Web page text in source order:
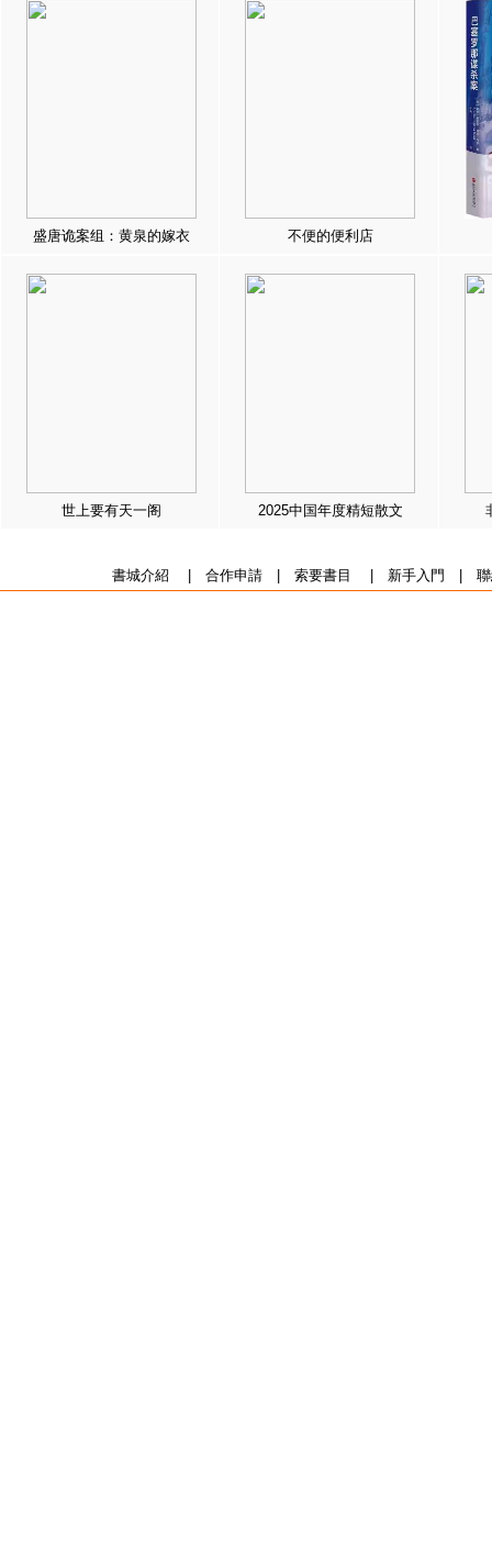
盛唐诡案组：黄泉的嫁衣 不便的便利店
世上要有天一阁 2025中国年度精短散文
書城介紹 合作申請| 索要書目 新手入門